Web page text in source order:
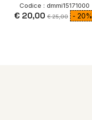
Codice : dmmi15171000
€ 20,00 € 25,00 - 20%